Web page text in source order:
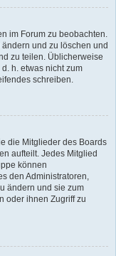
im Forum zu beobachten.
und zu löschen und
zu teilen. Üblicherweise
h. etwas nicht zum
schreiben.
die Mitglieder des Boards
aufteilt. Jedes Mitglied
können
den Administratoren,
ändern und sie zum
oder ihnen Zugriff zu